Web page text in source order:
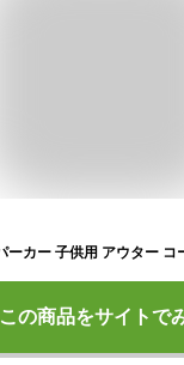
この商品をサイトで